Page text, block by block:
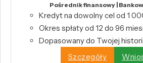
Pośrednik finansowy |
Kredyt na dowolny cel od 1
Okres spłaty od 12 do 96
Dopasowany do Twojej
Szczegóły